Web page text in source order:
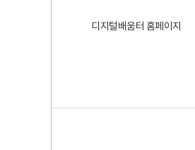
디지털배움터 홈페이지